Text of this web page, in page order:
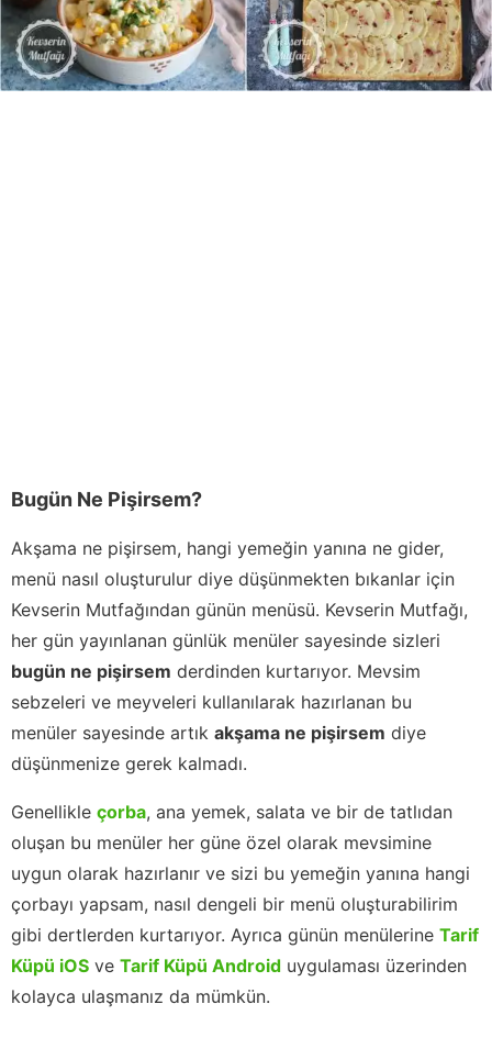
Bugün Ne Pişirsem?
Akşama ne pişirsem, hangi yemeğin yanına ne gider,
menü nasıl oluşturulur diye düşünmekten bıkanlar için
Kevserin Mutfağından günün menüsü. Kevserin Mutfağı,
her gün yayınlanan günlük menüler sayesinde sizleri
bugün ne pişirsem derdinden kurtarıyor. Mevsim
sebzeleri ve meyveleri kullanılarak hazırlanan bu
menüler sayesinde artık akşama ne pişirsem diye
düşünmenize gerek kalmadı.
Genellikle çorba, ana yemek, salata ve bir de tatlıdan
oluşan bu menüler her güne özel olarak mevsimine
uygun olarak hazırlanır ve sizi bu yemeğin yanına hangi
çorbayı yapsam, nasıl dengeli bir menü oluşturabilirim
gibi dertlerden kurtarıyor. Ayrıca günün menülerine Tarif
Küpü iOS ve Tarif Küpü Android uygulaması üzerinden
kolayca ulaşmanız da mümkün.